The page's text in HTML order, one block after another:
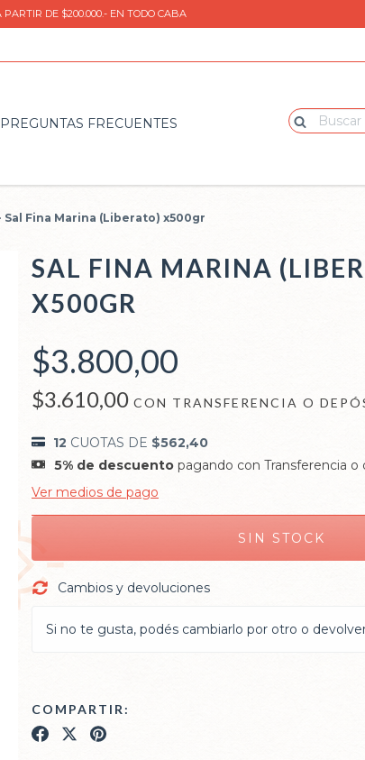
DE $200.000.- EN TODO CABA
PREGUNTAS FRECUENTES
Sal Fina Marina (Liberato) x500gr
SAL FINA MARINA
X500GR
$3.800,00
$3.610,00 CON TRANSFERENCIA O
12 CUOTAS DE $562,40
5% de descuento pagando con Transferencia o
Ver medios de pago
Cambios y devoluciones
Si no te gusta, podés cambiarlo por otro o
COMPARTIR: